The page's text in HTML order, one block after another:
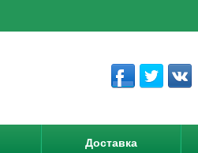
Доставка